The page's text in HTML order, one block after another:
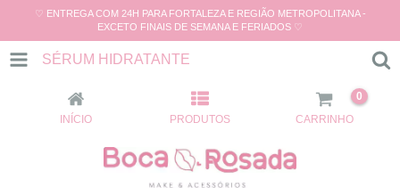
♡ ENTREGA COM 24H PARA FORTALEZA E REGIÃO METROPOLITANA -
EXCETO FINAIS DE SEMANA E FERIADOS ♡
SÉRUM HIDRATANTE
INÍCIO PRODUTOS CARRINHO
0